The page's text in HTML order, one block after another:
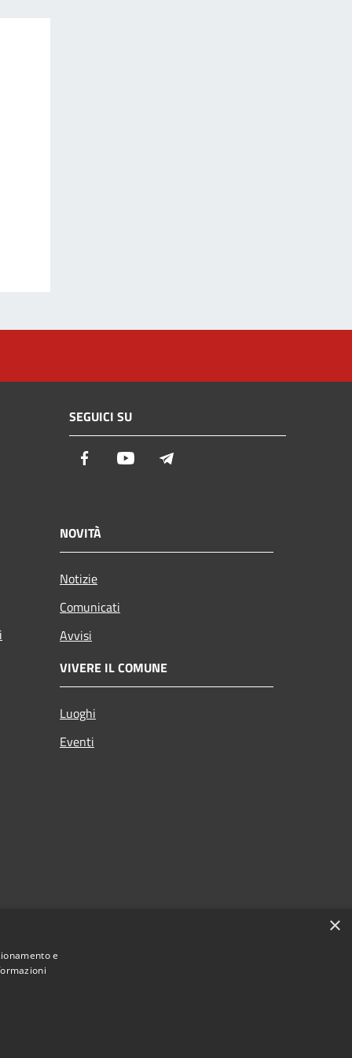
SEGUICI SU
Facebook Youtube
NOVITÀ
Notizie
Comunicati
Avvisi
VIVERE IL COMUNE
Luoghi
Eventi
×
e